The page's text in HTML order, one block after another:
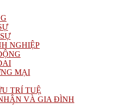
NGHIỆP
MẠI
TRÍ TUỆ
VÀ GIA ĐÌNH